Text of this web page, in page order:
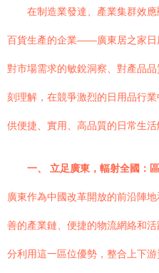
在制造業發達、產業集群效
百貨生產的企業——廣東居之家日
對市場需求的敏銳洞察、對產品
刻理解，在競爭激烈的日用品行
供便捷、實用、高品質的日常生活
一、 立足廣東，輻射全國：
廣東作為中國改革開放的前沿陣
善的產業鏈、便捷的物流網絡和
分利用這一區位優勢，整合上下